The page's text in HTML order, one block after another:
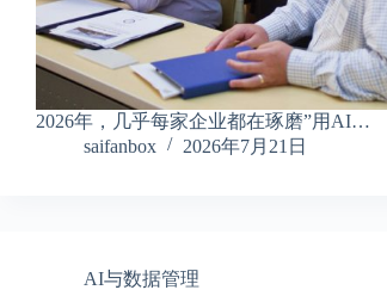
2026年，几乎每家企业都在琢磨”用AI…
saifanbox
2026年7月21日
AI与数据管理